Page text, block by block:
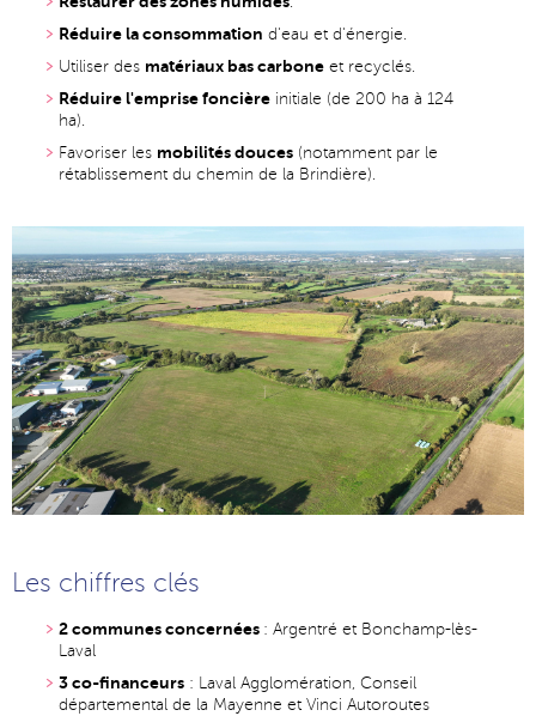
Réduire la consommation d'eau et d'énergie.
Utiliser des matériaux bas carbone et recyclés.
Réduire l'emprise foncière initiale (de 200 ha à 124
ha).
Favoriser les mobilités douces (notamment par le
rétablissement du chemin de la Brindière).
Les chiffres clés
2 communes concernées : Argentré et Bonchamp-lès-
Laval
3 co-financeurs : Laval Agglomération, Conseil
départemental de la Mayenne et Vinci Autoroutes